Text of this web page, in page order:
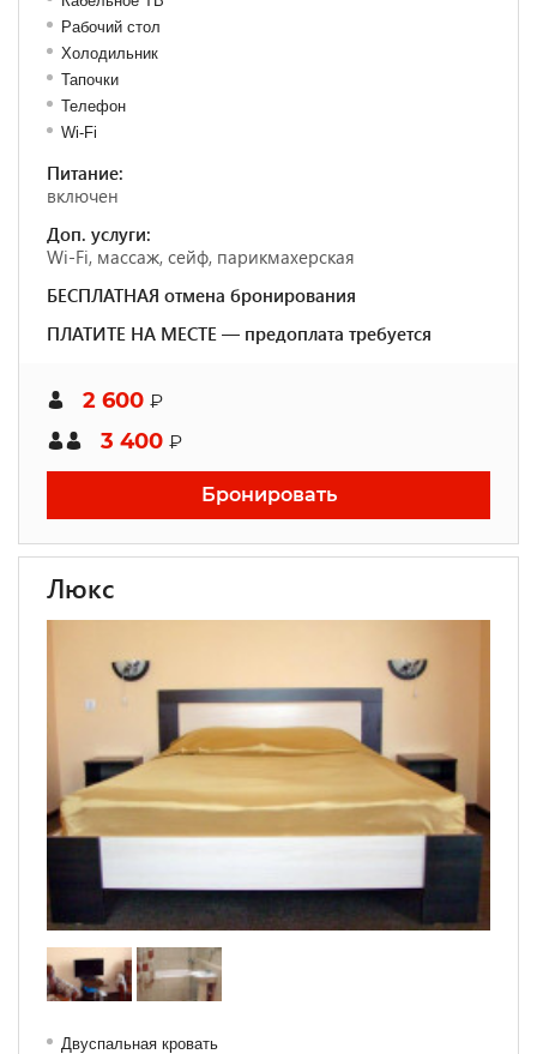
Рабочий стол
Холодильник
Тапочки
Телефон
Wi-Fi
Питание:
включен
Доп. услуги:
Wi-Fi, массаж, сейф, парикмахерская
БЕСПЛАТНАЯ отмена бронирования
ПЛАТИТЕ НА МЕСТЕ — предоплата требуется
2 600 ₽
3 400 ₽
Бронировать
Люкс
Двуспальная кровать